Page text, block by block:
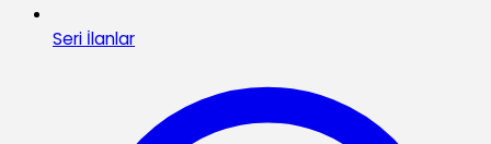
Seri İlanlar